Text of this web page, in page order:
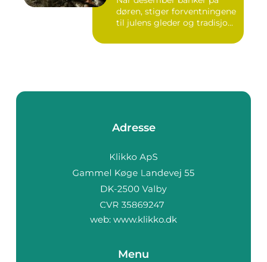
døren, stiger forventningene
til julens gleder og tradisjo...
Adresse
web: www.klikko.dk
Menu